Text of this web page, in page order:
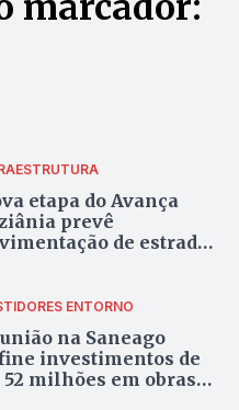
etapa do Avança
prevê
de estrada
ENTORNO
na Saneago
investimentos de
52 milhões em obras